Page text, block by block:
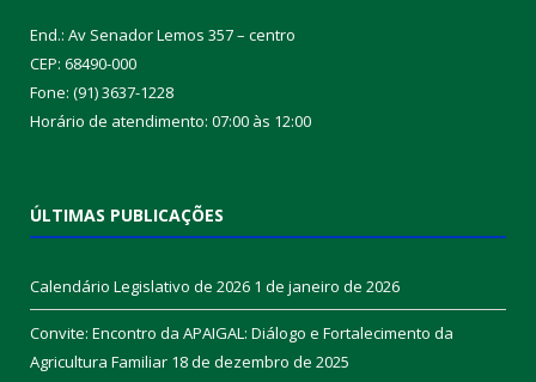
End.: Av Senador Lemos 357 – centro
CEP: 68490-000
Fone: (91) 3637-1228
Horário de atendimento: 07:00 às 12:00
ÚLTIMAS PUBLICAÇÕES
Calendário Legislativo de 2026 1 de janeiro de 2026
Convite: Encontro da APAIGAL: Diálogo e Fortalecimento da
Agricultura Familiar 18 de dezembro de 2025